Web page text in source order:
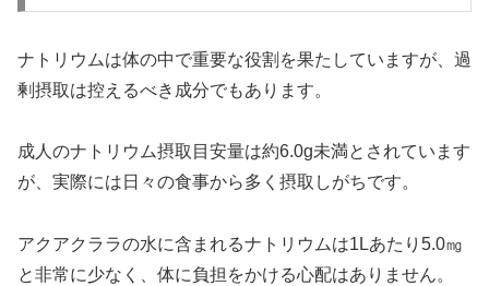
ナトリウムは体の中で重要な役割を果たしていますが、過
剰摂取は控えるべき成分でもあります。
成人のナトリウム摂取目安量は約6.0g未満とされています
が、実際には日々の食事から多く摂取しがちです。
アクアクララの水に含まれるナトリウムは1Lあたり5.0㎎
と非常に少なく、体に負担をかける心配はありません。